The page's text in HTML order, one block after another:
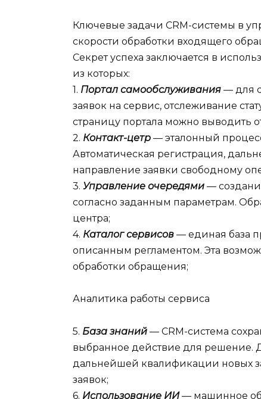
Ключевые задачи CRM-системы в
скорости обработки входящего
Секрет успеха заключается в
из которых:
1. Портал самообслуживания — для
заявок на сервис, отслеживание
страницу портала можно выводить
2. Контакт-цетр — эталонный
Автоматическая регистрация,
направление заявки свободному
3. Управление очередями —
согласно заданным параметрам.
центра;
4. Каталог сервисов — единая база
описанным регламентом. Эта
обработки обращения;
Аналитика работы сервиса
5. База знаний — CRM-система
выбранное действие для решение.
дальнейшей квалификации новых
заявок;
6. Использование ИИ— машинное